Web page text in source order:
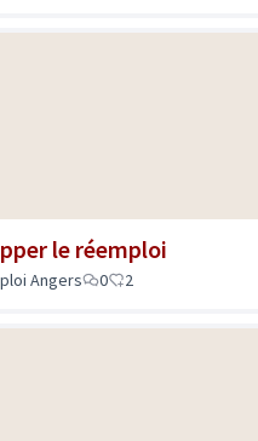
le réemploi
Angers
0 2